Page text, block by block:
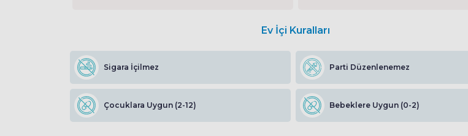
Ev İçi Kuralları
Sigara İçilmez Parti Düzenlenemez
Çocuklara Uygun (2-12) Bebeklere Uygun (0-2)